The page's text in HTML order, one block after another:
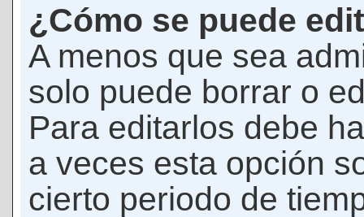
¿Cómo se puede
A menos que sea
solo puede borrar o
Para editarlos debe
a veces esta opción
cierto periodo de